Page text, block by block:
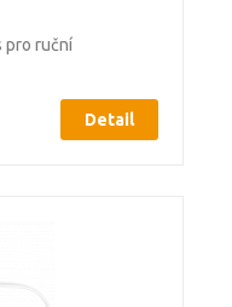
pro ruční
Detail